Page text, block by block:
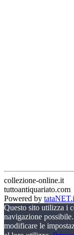
collezione-online.it
tuttoantiquariato.com
Powered by
Questo sito utilizza i
navigazione
modificare le